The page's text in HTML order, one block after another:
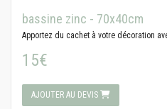
bassine zinc - 70x40cm
Apportez du cachet à votre décoration
15€
AJOUTER AU DEVIS